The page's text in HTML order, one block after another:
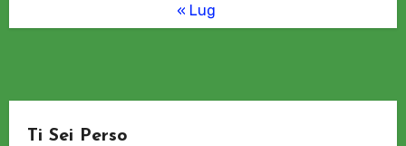
« Lug
Ti Sei Perso